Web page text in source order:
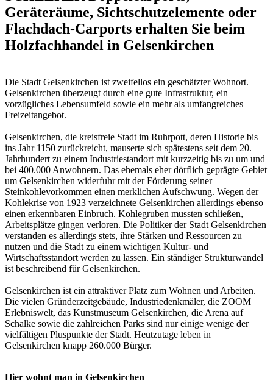
Geräteräume, Sichtschutzelemente oder
Flachdach-Carports erhalten Sie beim
Holzfachhandel in Gelsenkirchen
Die Stadt Gelsenkirchen ist zweifellos ein geschätzter Wohnort.
Gelsenkirchen überzeugt durch eine gute Infrastruktur, ein
vorzügliches Lebensumfeld sowie ein mehr als umfangreiches
Freizeitangebot.
Gelsenkirchen, die kreisfreie Stadt im Ruhrpott, deren Historie bis
ins Jahr 1150 zurückreicht, mauserte sich spätestens seit dem 20.
Jahrhundert zu einem Industriestandort mit kurzzeitig bis zu um und
bei 400.000 Anwohnern. Das ehemals eher dörflich geprägte Gebiet
um Gelsenkirchen widerfuhr mit der Förderung seiner
Steinkohlevorkommen einen merklichen Aufschwung. Wegen der
Kohlekrise von 1923 verzeichnete Gelsenkirchen allerdings ebenso
einen erkennbaren Einbruch. Kohlegruben mussten schließen,
Arbeitsplätze gingen verloren. Die Politiker der Stadt Gelsenkirchen
verstanden es allerdings stets, ihre Stärken und Ressourcen zu
nutzen und die Stadt zu einem wichtigen Kultur- und
Wirtschaftsstandort werden zu lassen. Ein ständiger Strukturwandel
ist beschreibend für Gelsenkirchen.
Gelsenkirchen ist ein attraktiver Platz zum Wohnen und Arbeiten.
Die vielen Gründerzeitgebäude, Industriedenkmäler, die ZOOM
Erlebniswelt, das Kunstmuseum Gelsenkirchen, die Arena auf
Schalke sowie die zahlreichen Parks sind nur einige wenige der
vielfältigen Pluspunkte der Stadt. Heutzutage leben in
Gelsenkirchen knapp 260.000 Bürger.
Hier wohnt man in Gelsenkirchen